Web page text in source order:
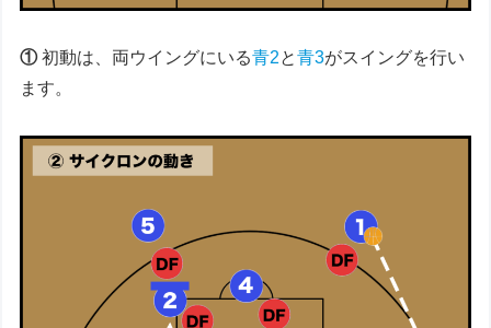
①初動は、両ウイングにいる青2と青3がスイングを行い
ます。